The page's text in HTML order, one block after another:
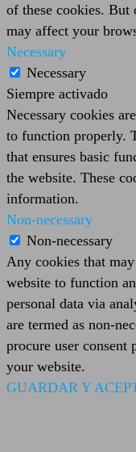
of these cookies. But
may affect your
Necessary
Necessary
Siempre activado
Necessary cookies
to function properly.
that ensures basic
the website. These
information.
Non-necessary
Non-necessary
Any cookies that
website to function
personal data via
are termed as non-
procure user consent
your website.
GUARDAR Y